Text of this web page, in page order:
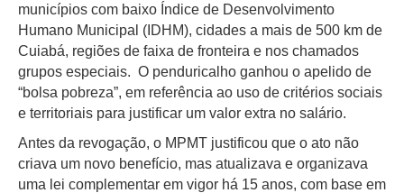
municípios com baixo Índice de Desenvolvimento
Humano Municipal (IDHM), cidades a mais de 500 km de
Cuiabá, regiões de faixa de fronteira e nos chamados
grupos especiais. O penduricalho ganhou o apelido de
“bolsa pobreza”, em referência ao uso de critérios sociais
e territoriais para justificar um valor extra no salário.
Antes da revogação, o MPMT justificou que o ato não
criava um novo benefício, mas atualizava e organizava
uma lei complementar em vigor há 15 anos, com base em